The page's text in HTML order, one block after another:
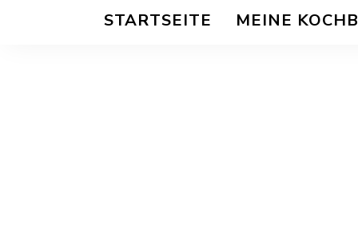
/
STARTSEITE MEINE